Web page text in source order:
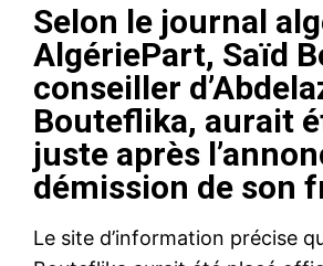
Selon le journal
AlgériePart, Saïd
conseiller
Bouteflika, aurait
juste après
démission de son
Le site d’information précise